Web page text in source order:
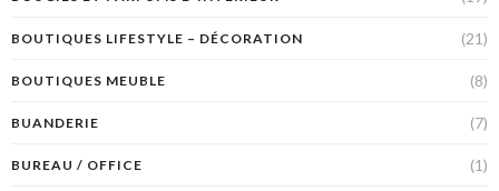
BOUTIQUES LIFESTYLE – DÉCORATION (21)
BOUTIQUES MEUBLE (8)
BUANDERIE (7)
BUREAU / OFFICE (1)